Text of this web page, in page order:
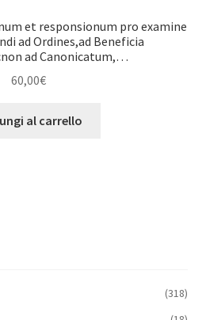
et responsionum pro examine
ad Ordines,ad Beneficia
ad Canonicatum,…
60,00€
al carrello
(318)